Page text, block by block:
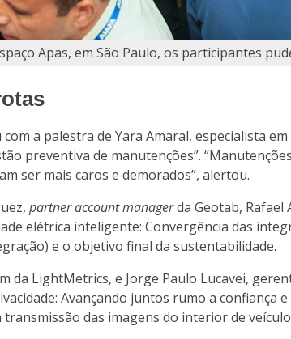
Apas, em São Paulo, os participantes
a palestra de Yara Amaral, especialista
preventiva de manutenções”.
ser mais caros e demorados”, alertou.
partner account managerda Geotab, Rafael
elétrica inteligente: Convergência das
e o objetivo final da sustentabilidade.
da LightMetrics, e Jorge Paulo Lucavei,
Avançando juntos rumo a confiança
transmissão das imagens do interior de